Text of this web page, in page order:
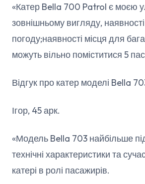
«Катер Bella 700 Patrol є моєю
зовнішньому вигляду,
погоду;наявності місця для
можуть вільно поміститися 5
Відгук про катер моделі Bella
Ігор, 45 арк.
«Модель Bella 703 найбільше
технічні характеристики та
катері в ролі пасажирів.